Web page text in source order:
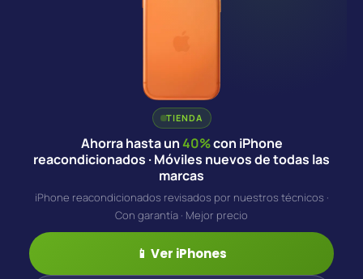
TIENDA
Ahorra hasta un40%con iPhone
reacondicionados · Móviles nuevos de todas las
marcas
iPhone reacondicionados revisados por nuestros técnicos ·
Con garantía · Mejor precio
📱 Ver iPhones